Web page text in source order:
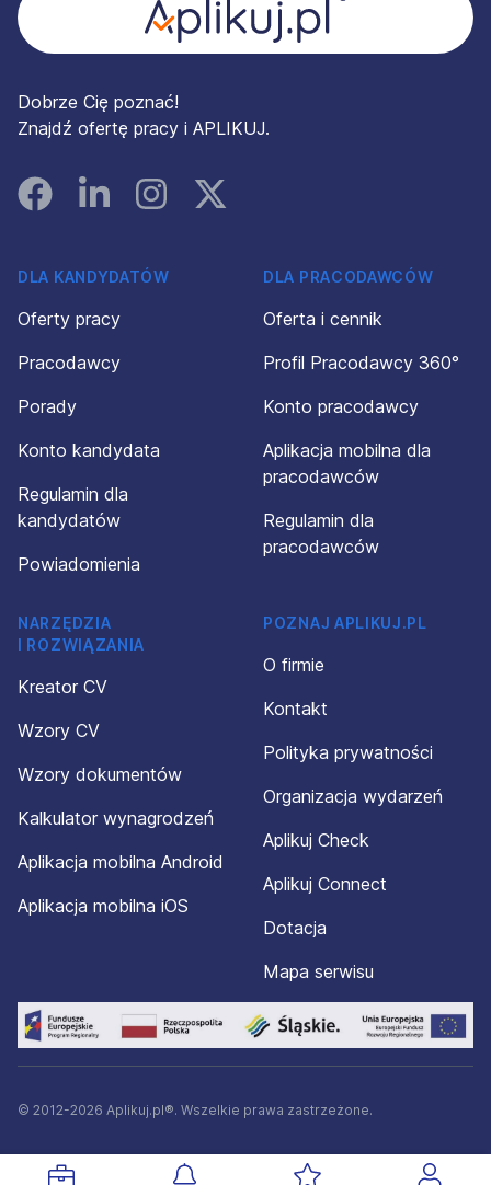
Dobrze Cię poznać!
Znajdź ofertę pracy i APLIKUJ.
FacebookLinked InInstagramInstagram
DLA KANDYDATÓW
Oferty pracy
Pracodawcy
Porady
Konto kandydata
Regulamin dla
kandydatów
Powiadomienia
DLA PRACODAWCÓW
Oferta i cennik
Profil Pracodawcy 360°
Konto pracodawcy
Aplikacja mobilna dla
pracodawców
Regulamin dla
pracodawców
NARZĘDZIA
I ROZWIĄZANIA
Kreator CV
Wzory CV
Wzory dokumentów
Kalkulator wynagrodzeń
Aplikacja mobilna Android
Aplikacja mobilna iOS
POZNAJ APLIKUJ.PL
O firmie
Kontakt
Polityka prywatności
Organizacja wydarzeń
Aplikuj Check
Aplikuj Connect
Dotacja
Mapa serwisu
© 2012-2026 Aplikuj.pl®. Wszelkie prawa zastrzeżone.